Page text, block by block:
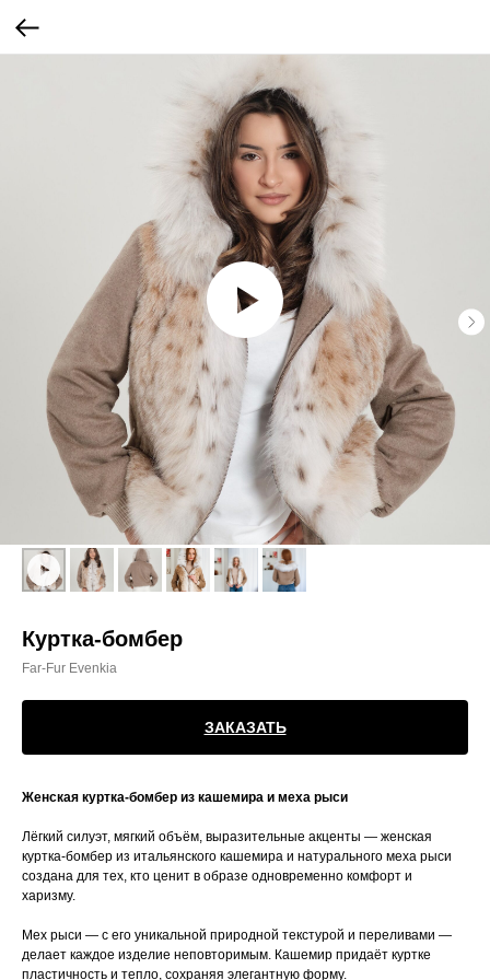
Куртка-бомбер
Far-Fur Evenkia
ЗАКАЗАТЬ
Женская куртка-бомбер из кашемира и меха рыси
Лёгкий силуэт, мягкий объём, выразительные акценты — женская
куртка-бомбер из итальянского кашемира и натурального меха рыси
создана для тех, кто ценит в образе одновременно комфорт и
харизму.
Мех рыси — с его уникальной природной текстурой и переливами —
делает каждое изделие неповторимым. Кашемир придаёт куртке
пластичность и тепло, сохраняя элегантную форму.